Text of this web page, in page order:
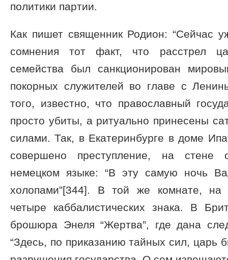
политики партии.
Как пишет священник Родион: “Сейчас
сомнения тот факт, что расстрел
семейства был санкционирован
покорных служителей во главе с
того, известно, что православный
просто убиты, а ритуально принесены
силами. Так, в Екатеринбурге в доме
совершено преступление, на стене
немецком языке: “В эту самую ночь
холопами”[344]. В той же комнате,
четыре каббалистических знака. В
брошюра Энеля “Жертва”, где дана
“Здесь, по приказанию тайных сил, царь